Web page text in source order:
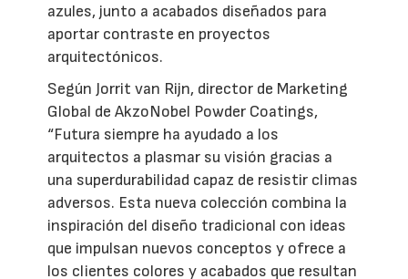
azules, junto a acabados diseñados para
aportar contraste en proyectos
arquitectónicos.
Según Jorrit van Rijn, director de Marketing
Global de AkzoNobel Powder Coatings,
“Futura siempre ha ayudado a los
arquitectos a plasmar su visión gracias a
una superdurabilidad capaz de resistir climas
adversos. Esta nueva colección combina la
inspiración del diseño tradicional con ideas
que impulsan nuevos conceptos y ofrece a
los clientes colores y acabados que resultan